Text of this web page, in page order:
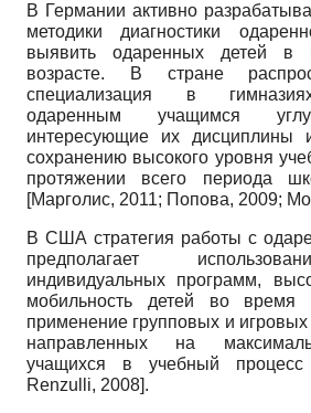
В Германии активно
методики диагностики
выявить одаренных детей в
возрасте. В стране
специализация в
одаренным учащимся
интересующие их дисциплины
сохранению высокого уровня
протяжении всего периода
[Марголис, 2011; Попова, 2009;
В США стратегия работы с
предполагает
индивидуальных программ,
мобильность детей во время
применение групповых и
направленных на
учащихся в учебный процесс
Renzulli, 2008].